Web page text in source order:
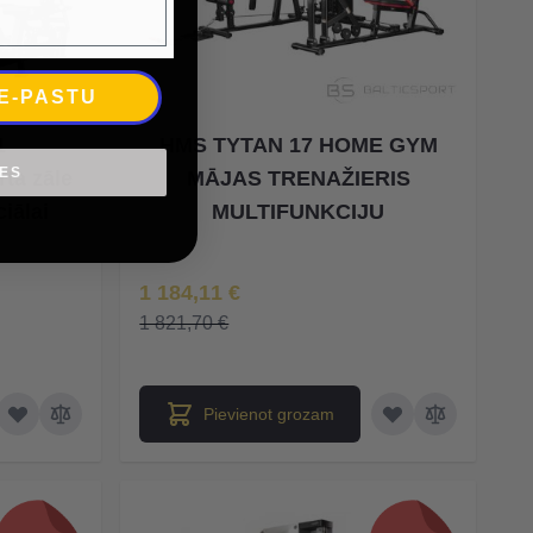
zāle
HMS TYTAN 17 HOME GYM
MĀJAS TRENAŽIERIS
MULTIFUNKCIJU
Īpaša Cena
1 184,11 €
1 821,70 €
Pievienot grozam
PASTU